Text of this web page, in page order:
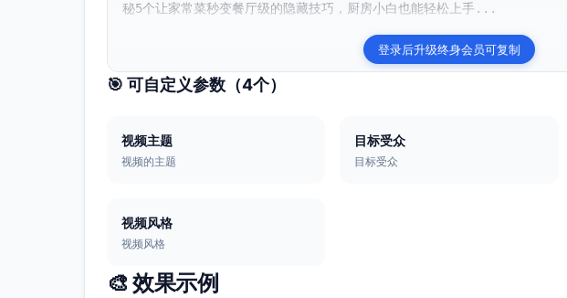
秘5个让家常菜秒变餐厅级的隐藏技巧，厨房小白也能轻松上手...
登录后升级终身会员可复制
🎯 可自定义参数（4个）
视频主题
视频的主题
目标受众
目标受众
视频风格
视频风格
🎨 效果示例